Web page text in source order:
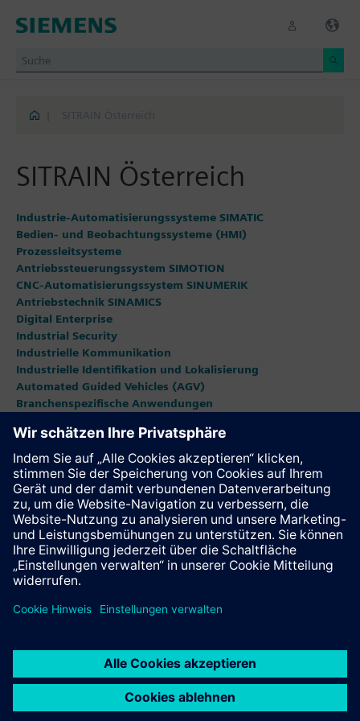
SITRAIN Österreich
SITRAIN Österreich
Industrie-Automatisierungssysteme SIMATIC
Bedien- und Beobachtungssysteme (HMI)
Prozessleitsysteme
Antriebssteuerungssystem SIMOTION
CNC-Automatisierungssystem SINUMERIK
Antriebstechnik SINAMICS
Digital Enterprise
Industrial Security
Industrielle Kommunikation
Industrielle Identifikation und Lokalisierung
Automated Guided Vehicles (AGV)
Branchenspezifische Anwendungen
Energy Automation and Smart Grid
Prozessanalytik und -instrumentierung
Besondere Themen
Learning Membership Abonnement